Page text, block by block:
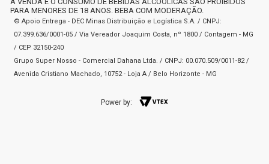
PARA MENORES DE 18 ANOS. BEBA COM MODERAÇÃO.
© Apoio Entrega - DEC Minas Distribuição e Logística S.A. / CNPJ:
07.399.636/0001-05 / Via Vereador Joaquim Costa, nº 1800 / Contagem - MG
/ CEP 32150-240
Grupo Super Nosso - Comercial Dahana Ltda. / CNPJ: 00.070.509/0011-82 /
Avenida Cristiano Machado, 10752 - Loja A / Belo Horizonte - MG
Power by: